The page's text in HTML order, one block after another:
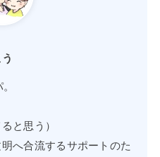
と思う）
へ合流するサポートのた